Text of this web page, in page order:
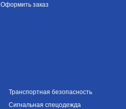
Оформить заказ
Транспортная безопасность
Сигнальная спецодежда